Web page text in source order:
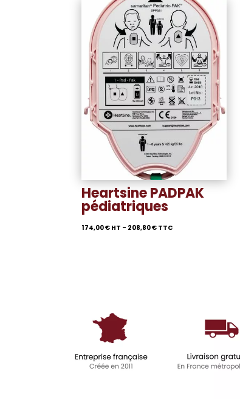
Heartsine PADPAK
pédiatriques
174,00€ HT - 208,80€ TTC